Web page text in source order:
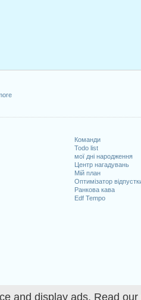
and display ads. Read our
Команди
Todo list
мої дні народження
Центр нагадувань
Мій план
Оптимізатор
Ранкова кава
Edf Tempo